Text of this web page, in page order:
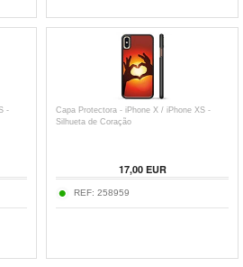
-
Capa Protectora - iPhone X / iPhone XS -
Silhueta de Coração
17,00EUR
REF: 258959